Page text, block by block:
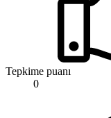
Tepkime puanı
0